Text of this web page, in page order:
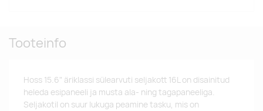
Tooteinfo
Hoss 15.6" äriklassi sülearvuti seljakott 16L on disainitud
heleda esipaneeli ja musta ala- ning tagapaneeliga.
Seljakotil on suur lukuga peamine tasku, mis on